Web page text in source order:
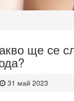
ще се
31 май 2023